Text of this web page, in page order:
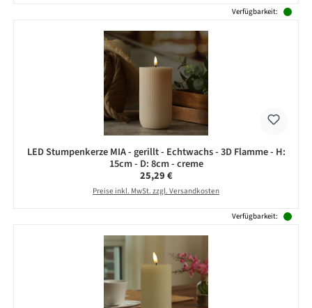
Verfügbarkeit:
LED Stumpenkerze MIA - gerillt - Echtwachs - 3D Flamme - H:
15cm - D: 8cm - creme
Regulärer Preis:
25,29 €
Preise inkl. MwSt. zzgl. Versandkosten
Verfügbarkeit: